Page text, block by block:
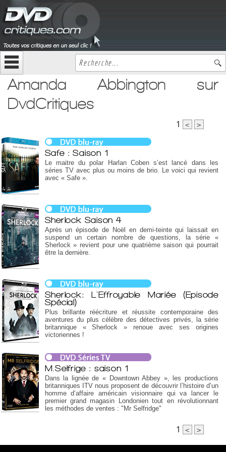
Amanda Abbington sur
DvdCritiques
1 < >
Safe : Saison 1
Le maitre du polar Harlan Coben s’est lancé dans les
séries TV avec plus ou moins de brio. Le voici qui revient
avec « Safe ».
Sherlock Saison 4
Après un épisode de Noël en demi-teinte qui laissait en
suspend un certain nombre de questions, la série «
Sherlock » revient pour une quatrième saison qui pourrait
être la dernière.
Sherlock: L'Effroyable Mariée (Episode
Spécial)
Plus brillante réécriture et réussite contemporaine des
aventures du plus célèbre des détectives privés, la série
britannique « Sherlock » renoue avec ses origines
victoriennes !
M.Selfrige : saison 1
Dans la lignée de « Downtown Abbey », les productions
britanniques ITV nous proposent de découvrir l’histoire d’un
homme d’affaire américain visionnaire qui va lancer le
premier grand magasin Londonien tout en révolutionnant
les méthodes de ventes : "Mr Selfridge"
1 < >